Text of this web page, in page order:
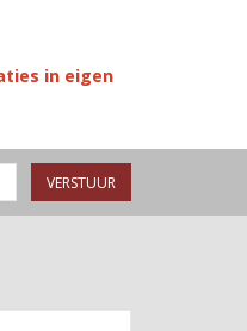
in eigen
VERSTUUR